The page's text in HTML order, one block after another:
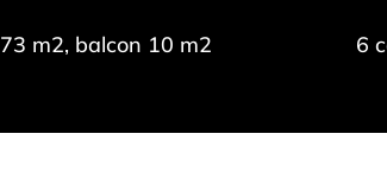
73 m2, balcon 10 m2 6